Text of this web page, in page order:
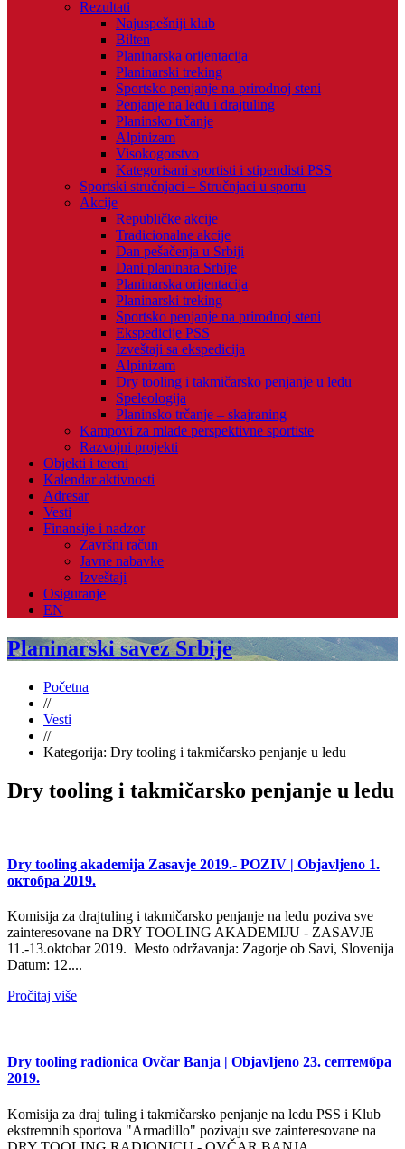
Rezultati
Najuspešniji klub
Bilten
Planinarska orijentacija
Planinarski treking
Sportsko penjanje na prirodnoj steni
Penjanje na ledu i drajtuling
Planinsko trčanje
Alpinizam
Visokogorstvo
Kategorisani sportisti i stipendisti PSS
Sportski stručnjaci – Stručnjaci u sportu
Akcije
Republičke akcije
Tradicionalne akcije
Dan pešačenja u Srbiji
Dani planinara Srbije
Planinarska orijentacija
Planinarski treking
Sportsko penjanje na prirodnoj steni
Ekspedicije PSS
Izveštaji sa ekspedicija
Alpinizam
Dry tooling i takmičarsko penjanje u ledu
Speleologija
Planinsko trčanje – skajraning
Kampovi za mlade perspektivne sportiste
Razvojni projekti
Objekti i tereni
Kalendar aktivnosti
Adresar
Vesti
Finansije i nadzor
Završni račun
Javne nabavke
Izveštaji
Osiguranje
EN
Planinarski savez Srbije
Početna
//
Vesti
//
Kategorija: Dry tooling i takmičarsko penjanje u ledu
Dry tooling i takmičarsko penjanje u ledu
Dry tooling akademija Zasavje 2019.- POZIV | Objavljeno 1.
октобра 2019.
Komisija za drajtuling i takmičarsko penjanje na ledu poziva sve
zainteresovane na DRY TOOLING AKADEMIJU - ZASAVJE
11.-13.oktobar 2019. Mesto održavanja: Zagorje ob Savi, Slovenija
Datum: 12....
Pročitaj više
Dry tooling radionica Ovčar Banja | Objavljeno 23. септембра
2019.
Komisija za draj tuling i takmičarsko penjanje na ledu PSS i Klub
ekstremnih sportova "Armadillo" pozivaju sve zainteresovane na